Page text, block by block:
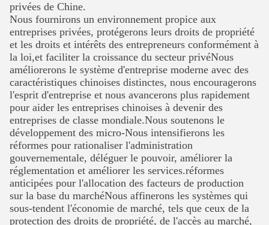
privées de Chine.
Nous fournirons un environnement propice aux
entreprises privées, protégerons leurs droits de propriété
et les droits et intérêts des entrepreneurs conformément à
la loi,et faciliter la croissance du secteur privéNous
améliorerons le système d'entreprise moderne avec des
caractéristiques chinoises distinctes, nous encouragerons
l'esprit d'entreprise et nous avancerons plus rapidement
pour aider les entreprises chinoises à devenir des
entreprises de classe mondiale.Nous soutenons le
développement des micro-Nous intensifierons les
réformes pour rationaliser l'administration
gouvernementale, déléguer le pouvoir, améliorer la
réglementation et améliorer les services.réformes
anticipées pour l'allocation des facteurs de production
sur la base du marchéNous affinerons les systèmes qui
sous-tendent l'économie de marché, tels que ceux de la
protection des droits de propriété, de l'accès au marché,